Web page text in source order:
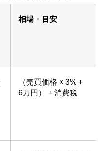
相場・目安
（売買価格 × 3% +
6万円） + 消費税